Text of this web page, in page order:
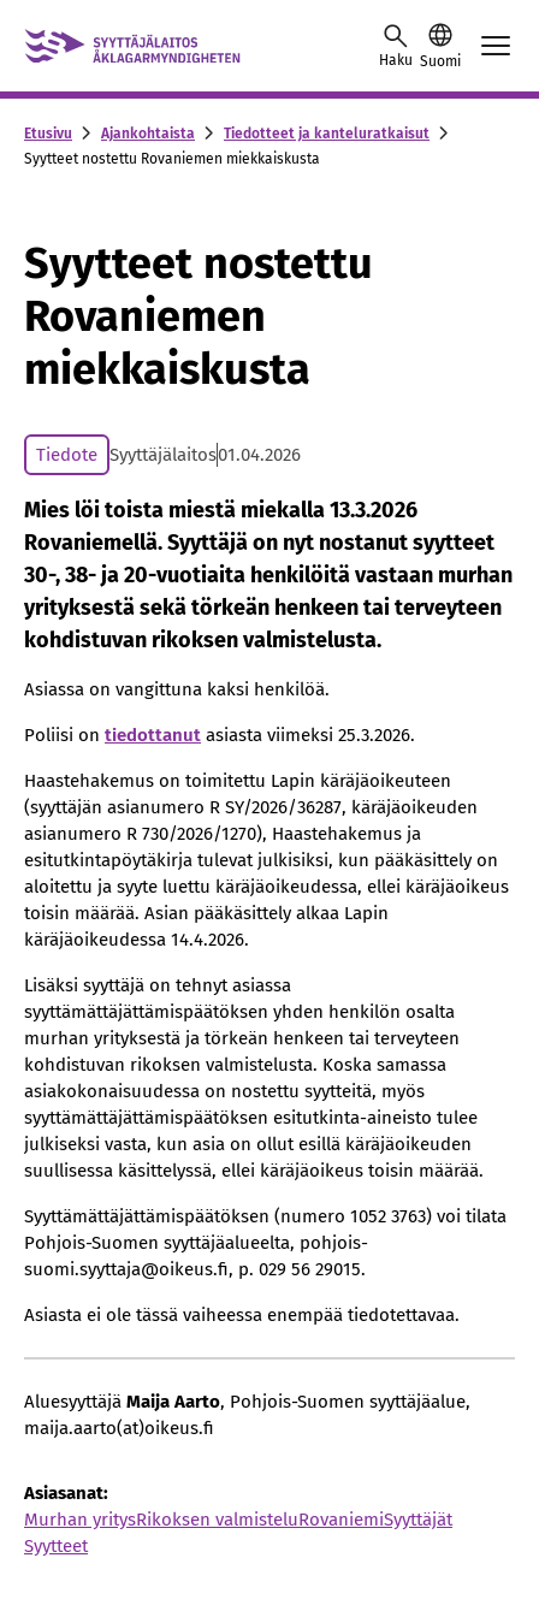
Siirry sisältöön
Haku Suomi
Etusivu Ajankohtaista
Tiedotteet ja kanteluratkaisut
Syytteet nostettu Rovaniemen miekkaiskusta
Syytteet nostettu
Rovaniemen
miekkaiskusta
Tiedote Syyttäjälaitos01.04.2026
Mies löi toista miestä miekalla 13.3.2026
Rovaniemellä. Syyttäjä on nyt nostanut syytteet
30-, 38- ja 20-vuotiaita henkilöitä vastaan murhan
yrityksestä sekä törkeän henkeen tai terveyteen
kohdistuvan rikoksen valmistelusta.
Asiassa on vangittuna kaksi henkilöä.
Poliisi on tiedottanut asiasta viimeksi 25.3.2026.
Haastehakemus on toimitettu Lapin käräjäoikeuteen
(syyttäjän asianumero R SY/2026/36287, käräjäoikeuden
asianumero R 730/2026/1270), Haastehakemus ja
esitutkintapöytäkirja tulevat julkisiksi, kun pääkäsittely on
aloitettu ja syyte luettu käräjäoikeudessa, ellei käräjäoikeus
toisin määrää. Asian pääkäsittely alkaa Lapin
käräjäoikeudessa 14.4.2026.
Lisäksi syyttäjä on tehnyt asiassa
syyttämättäjättämispäätöksen yhden henkilön osalta
murhan yrityksestä ja törkeän henkeen tai terveyteen
kohdistuvan rikoksen valmistelusta. Koska samassa
asiakokonaisuudessa on nostettu syytteitä, myös
syyttämättäjättämispäätöksen esitutkinta-aineisto tulee
julkiseksi vasta, kun asia on ollut esillä käräjäoikeuden
suullisessa käsittelyssä, ellei käräjäoikeus toisin määrää.
Syyttämättäjättämispäätöksen (numero 1052 3763) voi tilata
Pohjois-Suomen syyttäjäalueelta, pohjois-
suomi.syyttaja@oikeus.fi, p. 029 56 29015.
Asiasta ei ole tässä vaiheessa enempää tiedotettavaa.
Aluesyyttäjä Maija Aarto, Pohjois-Suomen syyttäjäalue,
maija.aarto(at)oikeus.fi
Asiasanat:
Murhan yritysRikoksen valmisteluRovaniemiSyyttäjät
Syytteet